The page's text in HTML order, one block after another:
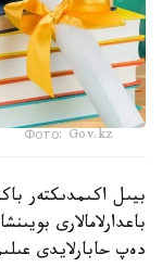
Фото: Gov.kz
بيىل اكىمدىكتەر
دەپ حابارلايدى